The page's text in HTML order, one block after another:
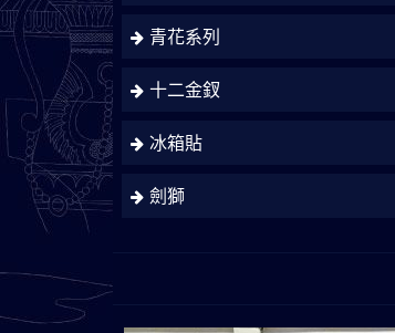
青花系列
十二金釵
冰箱貼
劍獅